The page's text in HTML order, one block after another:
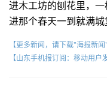
进木工坊的刨花里，
进那个春天一到就满城
【更多新闻，请下载"海报新
【山东手机报订阅：移动用户